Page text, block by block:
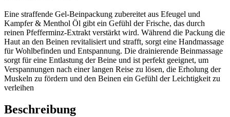
Eine straffende Gel-Beinpackung zubereitet aus Efeugel und
Kampfer & Menthol Öl gibt ein Gefühl der Frische, das durch
reinen Pfefferminz-Extrakt verstärkt wird. Während die Packung die
Haut an den Beinen revitalisiert und strafft, sorgt eine Handmassage
für Wohlbefinden und Entspannung. Die drainierende Beinmassage
sorgt für eine Entlastung der Beine und ist perfekt geeignet, um
Verspannungen nach einer langen Reise zu lösen, die Erholung der
Muskeln zu fördern und den Beinen ein Gefühl der Leichtigkeit zu
verleihen
Beschreibung